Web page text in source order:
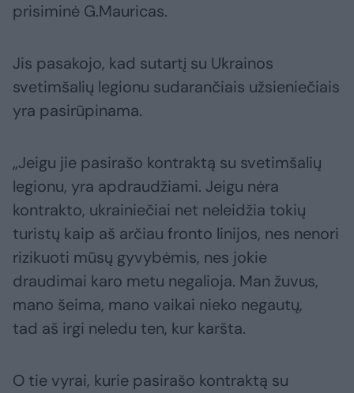
prisiminė G.Mauricas.
Jis pasakojo, kad sutartį su Ukrainos
svetimšalių legionu sudarančiais užsieniečiais
yra pasirūpinama.
„Jeigu jie pasirašo kontraktą su svetimšalių
legionu, yra apdraudžiami. Jeigu nėra
kontrakto, ukrainiečiai net neleidžia tokių
turistų kaip aš arčiau fronto linijos, nes nenori
rizikuoti mūsų gyvybėmis, nes jokie
draudimai karo metu negalioja. Man žuvus,
mano šeima, mano vaikai nieko negautų,
tad aš irgi neledu ten, kur karšta.
O tie vyrai, kurie pasirašo kontraktą su